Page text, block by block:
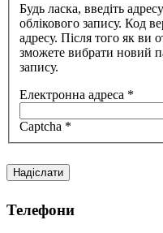
Будь ласка, введіть
облікового запису. Код
адресу. Після того як ви
зможете вибрати новий
запису.
Електронна адреса *
Captcha *
Надіслати
Телефони